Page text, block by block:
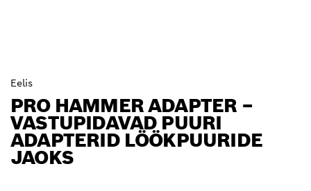
Eelis
PRO HAMMER ADAPTER –
VASTUPIDAVAD PUURI
ADAPTERID LÖÖKPUURIDE
JAOKS